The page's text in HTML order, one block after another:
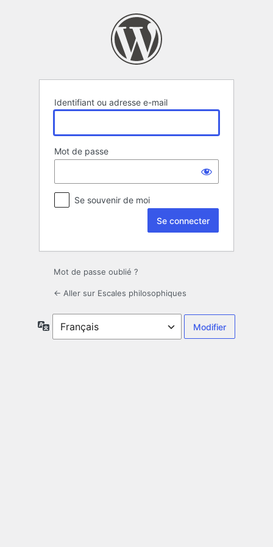
Identifiant ou adresse e-mail
Mot de passe
Se souvenir de moi
Mot de passe oublié ?
← Aller sur Escales philosophiques
Langue